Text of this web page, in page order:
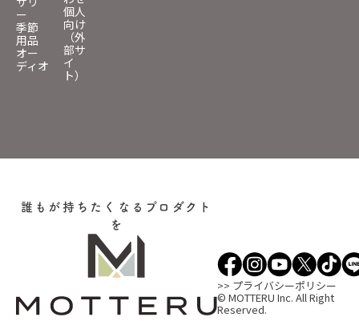
ー
季節
用品
オー
ディオ
個人
向け
（外
部サ
イ
ト）
誰もが持ちたくなるプロダクト
を
>> プライバシーポリシー
© MOTTERU Inc. All Right
Reserved.